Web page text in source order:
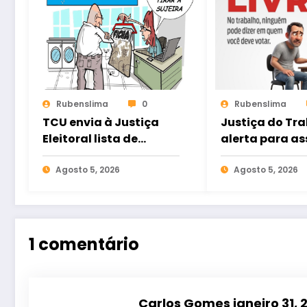
Rubenslima 0
TCU envia à Justiça
Eleitoral lista de
gestores com contas
rejeitadas
Agosto 5, 2026
Rubenslima
Justiça do
alerta para
eleitoral e
direito ao voto
trabalho
Agosto 5, 2026
1 comentário
Carlos Gomes janeiro 31,